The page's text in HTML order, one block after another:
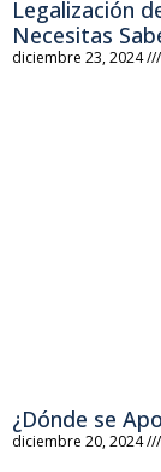
Legalización
Necesitas
diciembre 23, 2024
¿Dónde se
diciembre 20, 2024